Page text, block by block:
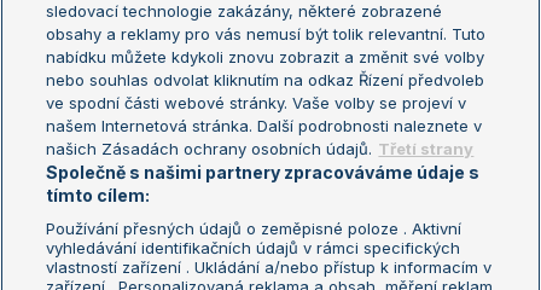
Turnaj mistryň
Aktualní trendy
Fotbalové přestupy
Livesport Daily
LS Prague Open
Podmínky užití
Nastavení soukromí
sledovací technologie zakázány, některé zobrazené
obsahy a reklamy pro vás nemusí být tolik relevantní. Tuto
nabídku můžete kdykoli znovu zobrazit a změnit své volby
nebo souhlas odvolat kliknutím na odkaz Řízení předvoleb
ve spodní části webové stránky. Vaše volby se projeví v
našem Internetová stránka. Další podrobnosti naleznete v
našich Zásadách ochrany osobních údajů. Třetí strany
Společně s našimi partnery zpracováváme údaje s
tímto cílem:
Používání přesných údajů o zeměpisné poloze . Aktivní
vyhledávání identifikačních údajů v rámci specifických
vlastností zařízení . Ukládání a/nebo přístup k informacím v